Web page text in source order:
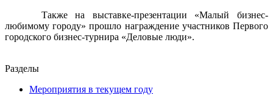
Также на выставке-презентации «Малый бизнес-
любимому городу» прошло награждение участников Первого
городского бизнес-турнира «Деловые люди».
Разделы
Мероприятия в текущем году